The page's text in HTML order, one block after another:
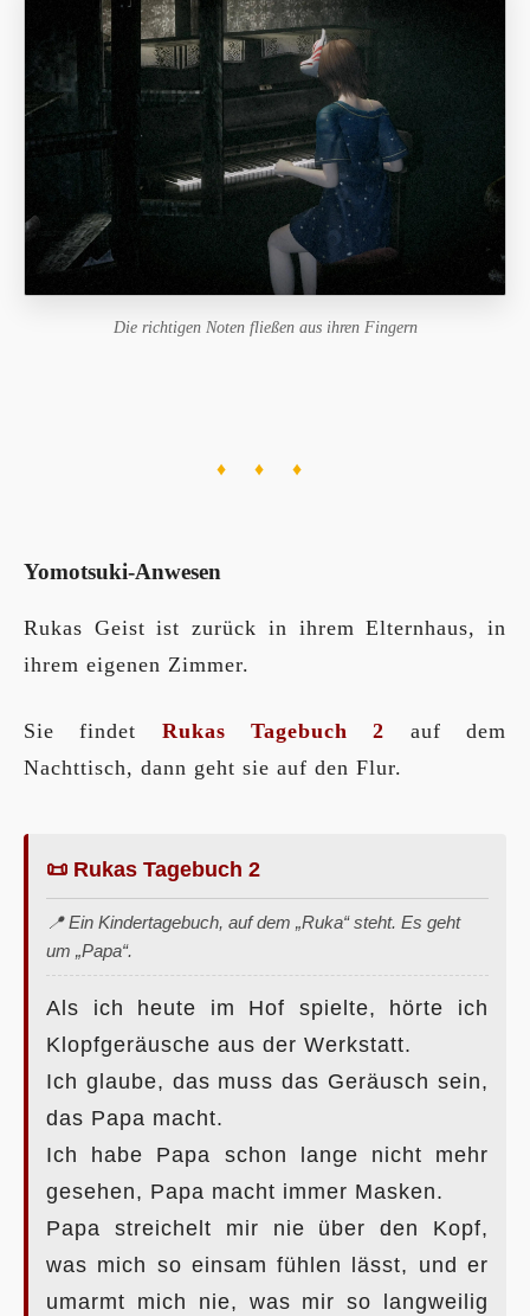
Die richtigen Noten fließen aus ihren Fingern
♦ ♦ ♦
Yomotsuki-Anwesen
Rukas Geist ist zurück in ihrem Elternhaus, in
ihrem eigenen Zimmer.
Sie findet Rukas Tagebuch 2 auf dem
Nachttisch, dann geht sie auf den Flur.
📜 Rukas Tagebuch 2
📍 Ein Kindertagebuch, auf dem „Ruka“ steht. Es geht
um „Papa“.
Als ich heute im Hof spielte, hörte ich
Klopfgeräusche aus der Werkstatt.
Ich glaube, das muss das Geräusch sein,
das Papa macht.
Ich habe Papa schon lange nicht mehr
gesehen, Papa macht immer Masken.
Papa streichelt mir nie über den Kopf,
was mich so einsam fühlen lässt, und er
umarmt mich nie, was mir so langweilig